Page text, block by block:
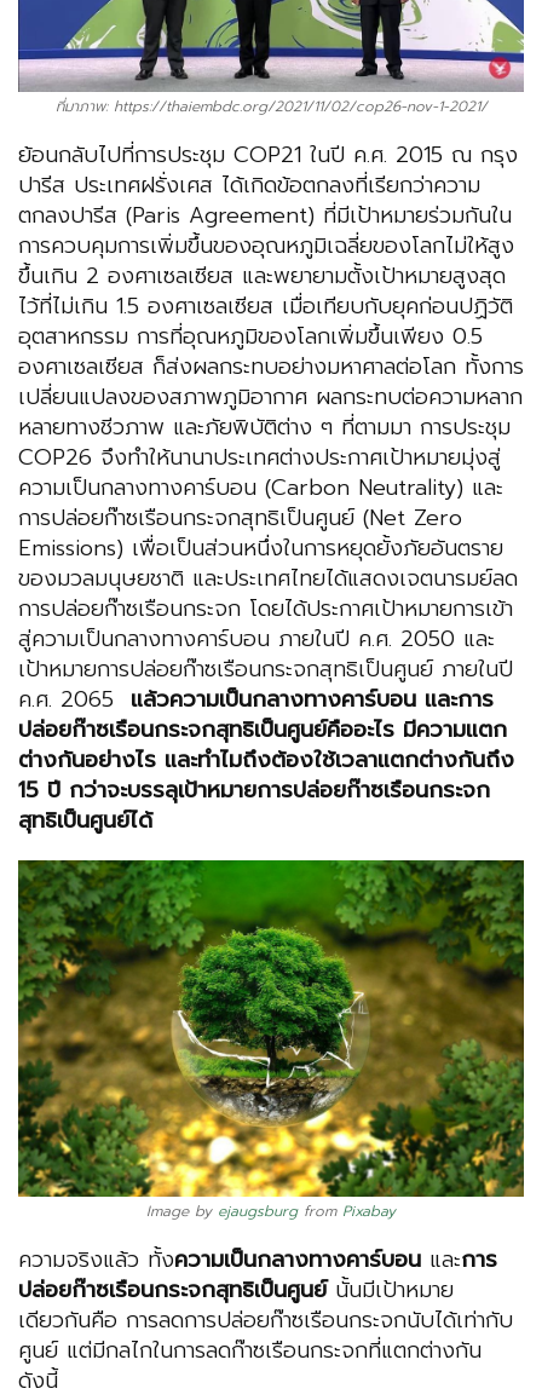
ที่มาภาพ: https://thaiembdc.org/2021/11/02/cop26-nov-1-2021/
ย้อนกลับไปที่การประชุม COP21 ในปี ค.ศ. 2015 ณ กรุง
ปารีส ประเทศฝรั่งเศส ได้เกิดข้อตกลงที่เรียกว่าความ
ตกลงปารีส (Paris Agreement) ที่มีเป้าหมายร่วมกันใน
การควบคุมการเพิ่มขึ้นของอุณหภูมิเฉลี่ยของโลกไม่ให้สูง
ขึ้นเกิน 2 องศาเซลเซียส และพยายามตั้งเป้าหมายสูงสุด
ไว้ที่ไม่เกิน 1.5 องศาเซลเซียส เมื่อเทียบกับยุคก่อนปฏิวัติ
อุตสาหกรรม การที่อุณหภูมิของโลกเพิ่มขึ้นเพียง 0.5
องศาเซลเซียส ก็ส่งผลกระทบอย่างมหาศาลต่อโลก ทั้งการ
เปลี่ยนแปลงของสภาพภูมิอากาศ ผลกระทบต่อความหลาก
หลายทางชีวภาพ และภัยพิบัติต่าง ๆ ที่ตามมา การประชุม
COP26 จึงทำให้นานาประเทศต่างประกาศเป้าหมายมุ่งสู่
ความเป็นกลางทางคาร์บอน (Carbon Neutrality) และ
การปล่อยก๊าซเรือนกระจกสุทธิเป็นศูนย์ (Net Zero
Emissions) เพื่อเป็นส่วนหนึ่งในการหยุดยั้งภัยอันตราย
ของมวลมนุษยชาติ และประเทศไทยได้แสดงเจตนารมย์ลด
การปล่อยก๊าซเรือนกระจก โดยได้ประกาศเป้าหมายการเข้า
สู่ความเป็นกลางทางคาร์บอน ภายในปี ค.ศ. 2050 และ
เป้าหมายการปล่อยก๊าซเรือนกระจกสุทธิเป็นศูนย์ ภายในปี
ค.ศ. 2065 แล้วความเป็นกลางทางคาร์บอน และการ
ปล่อยก๊าซเรือนกระจกสุทธิเป็นศูนย์คืออะไร มีความแตก
ต่างกันอย่างไร และทำไมถึงต้องใช้เวลาแตกต่างกันถึง
15 ปี กว่าจะบรรลุเป้าหมายการปล่อยก๊าซเรือนกระจก
สุทธิเป็นศูนย์ได้
Image by ejaugsburgfrom Pixabay
ความจริงแล้ว ทั้งความเป็นกลางทางคาร์บอน และการ
ปล่อยก๊าซเรือนกระจกสุทธิเป็นศูนย์นั้นมีเป้าหมาย
เดียวกันคือ การลดการปล่อยก๊าซเรือนกระจกนับได้เท่ากับ
ศูนย์ แต่มีกลไกในการลดก๊าซเรือนกระจกที่แตกต่างกัน
ดังนี้